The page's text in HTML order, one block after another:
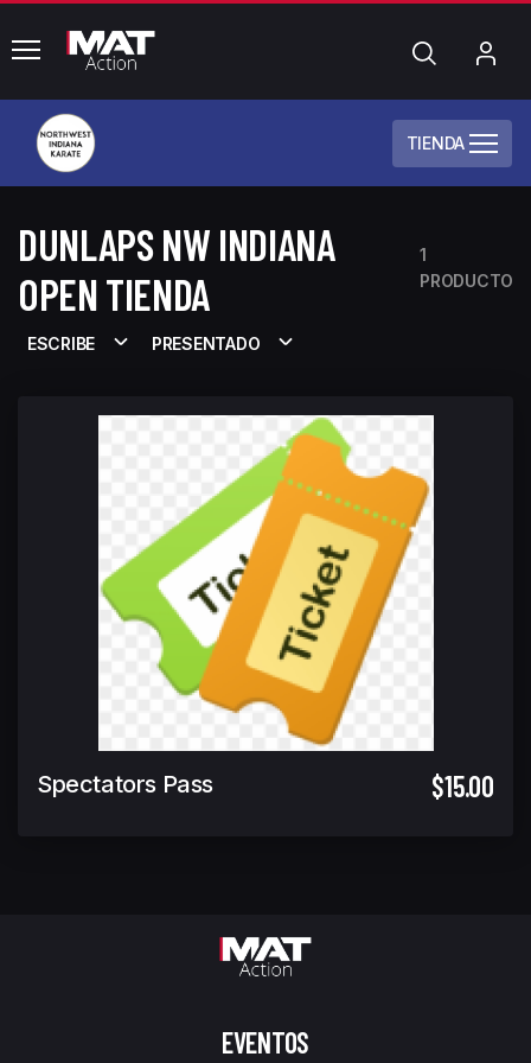
common.menu Búsqueda
TIENDA
DUNLAPS NW INDIANA
OPEN TIENDA
1
PRODUCTO
ESCRIBE PRESENTADO
Spectators Pass $15.00
EVENTOS